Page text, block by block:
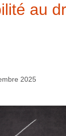
au
2025